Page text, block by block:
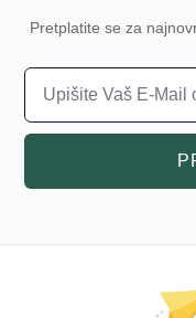
Pretplatite se za